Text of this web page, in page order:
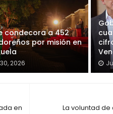
condecora a 452
por misión en
2026
La voluntad
en